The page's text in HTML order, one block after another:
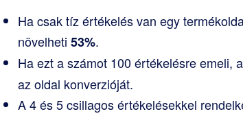
Ha csak tíz értékelés van egy
növelheti 53%.
Ha ezt a számot 100 értékelésre emeli,
az oldal konverzióját.
A 4 és 5 csillagos értékelésekkel